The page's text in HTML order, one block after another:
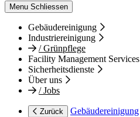
Menu Schliessen
Gebäudereinigung
Industriereinigung
/Grünpflege
Facility Management Services
Sicherheitsdienste
Über uns
/Jobs
Zurück
Gebäudereinigung